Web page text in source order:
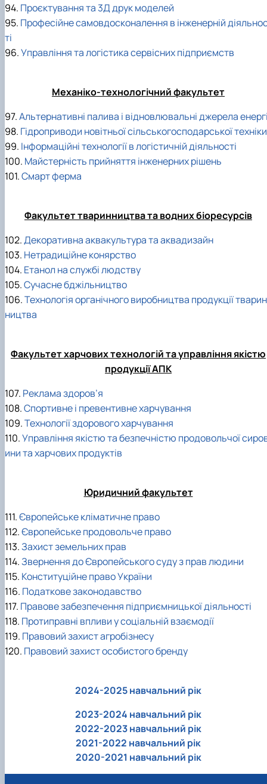
94. Проєктування та 3Д друк моделей
95. Професійне самовдосконалення в інженерній
ті
96.Управління та логістика сервісних підприємств
Механіко-технологічний факультет
97.Альтернативні палива і відновлювальні джерела
98. Гідроприводи новітньої сільськогосподарської техніки
99. Інформаційні технології в логістичній діяльності
100. Майстерність прийняття інженерних рішень
101.Смарт ферма
Факультет тваринництва та водних біоресурсів
102.Декоративна аквакультура та аквадизайн
103. Нетрадиційне конярство
104. Етанол на службі людству
105.Сучасне бджільництво
106.Технологія органічного виробництва продукції тварин
ництва
Факультет харчових технологій та управління якістю
продукції АПК
107. Реклама здоров’я
108.Спортивне і превентивне харчування
109.Технології здорового харчування
110.Управління якістю та безпечністю продовольчої
ини та харчових продуктів
Юридичний факультет
111.Європейське кліматичне право
112.Європейське продовольче право
113.Захист земельних прав
114.Звернення до Європейського суду з прав людини
115. Конституційне право України
116. Податкове законодавство
117. Правове забезпечення підприємницької діяльності
118. Протиправні впливи у соціальній взаємодії
119. Правовий захист агробізнесу
120. Правовий захист особистого бренду
2024-2025 навчальний рік
2023-2024 навчальний рік
2022-2023 навчальний рік
2021-2022 навчальний рік
2020-2021 навчальний рік